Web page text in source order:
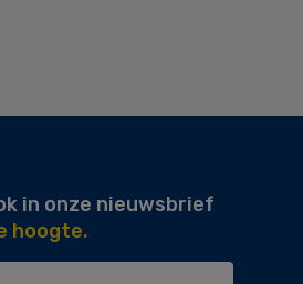
in onze nieuwsbrief
hoogte.